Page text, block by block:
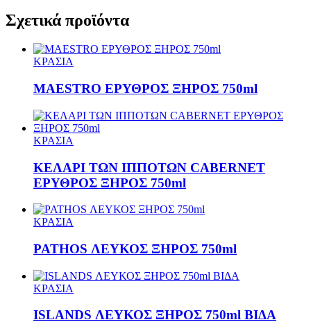
Σχετικά προϊόντα
ΚΡΑΣΙΑ
MAESTRO ΕΡΥΘΡΟΣ ΞΗΡΟΣ 750ml
ΚΡΑΣΙΑ
ΚΕΛΑΡΙ ΤΩΝ ΙΠΠΟΤΩΝ CABERNET
ΕΡΥΘΡΟΣ ΞΗΡΟΣ 750ml
ΚΡΑΣΙΑ
PATHOS ΛΕΥΚΟΣ ΞΗΡΟΣ 750ml
ΚΡΑΣΙΑ
ISLANDS ΛΕΥΚΟΣ ΞΗΡΟΣ 750ml ΒΙΔΑ